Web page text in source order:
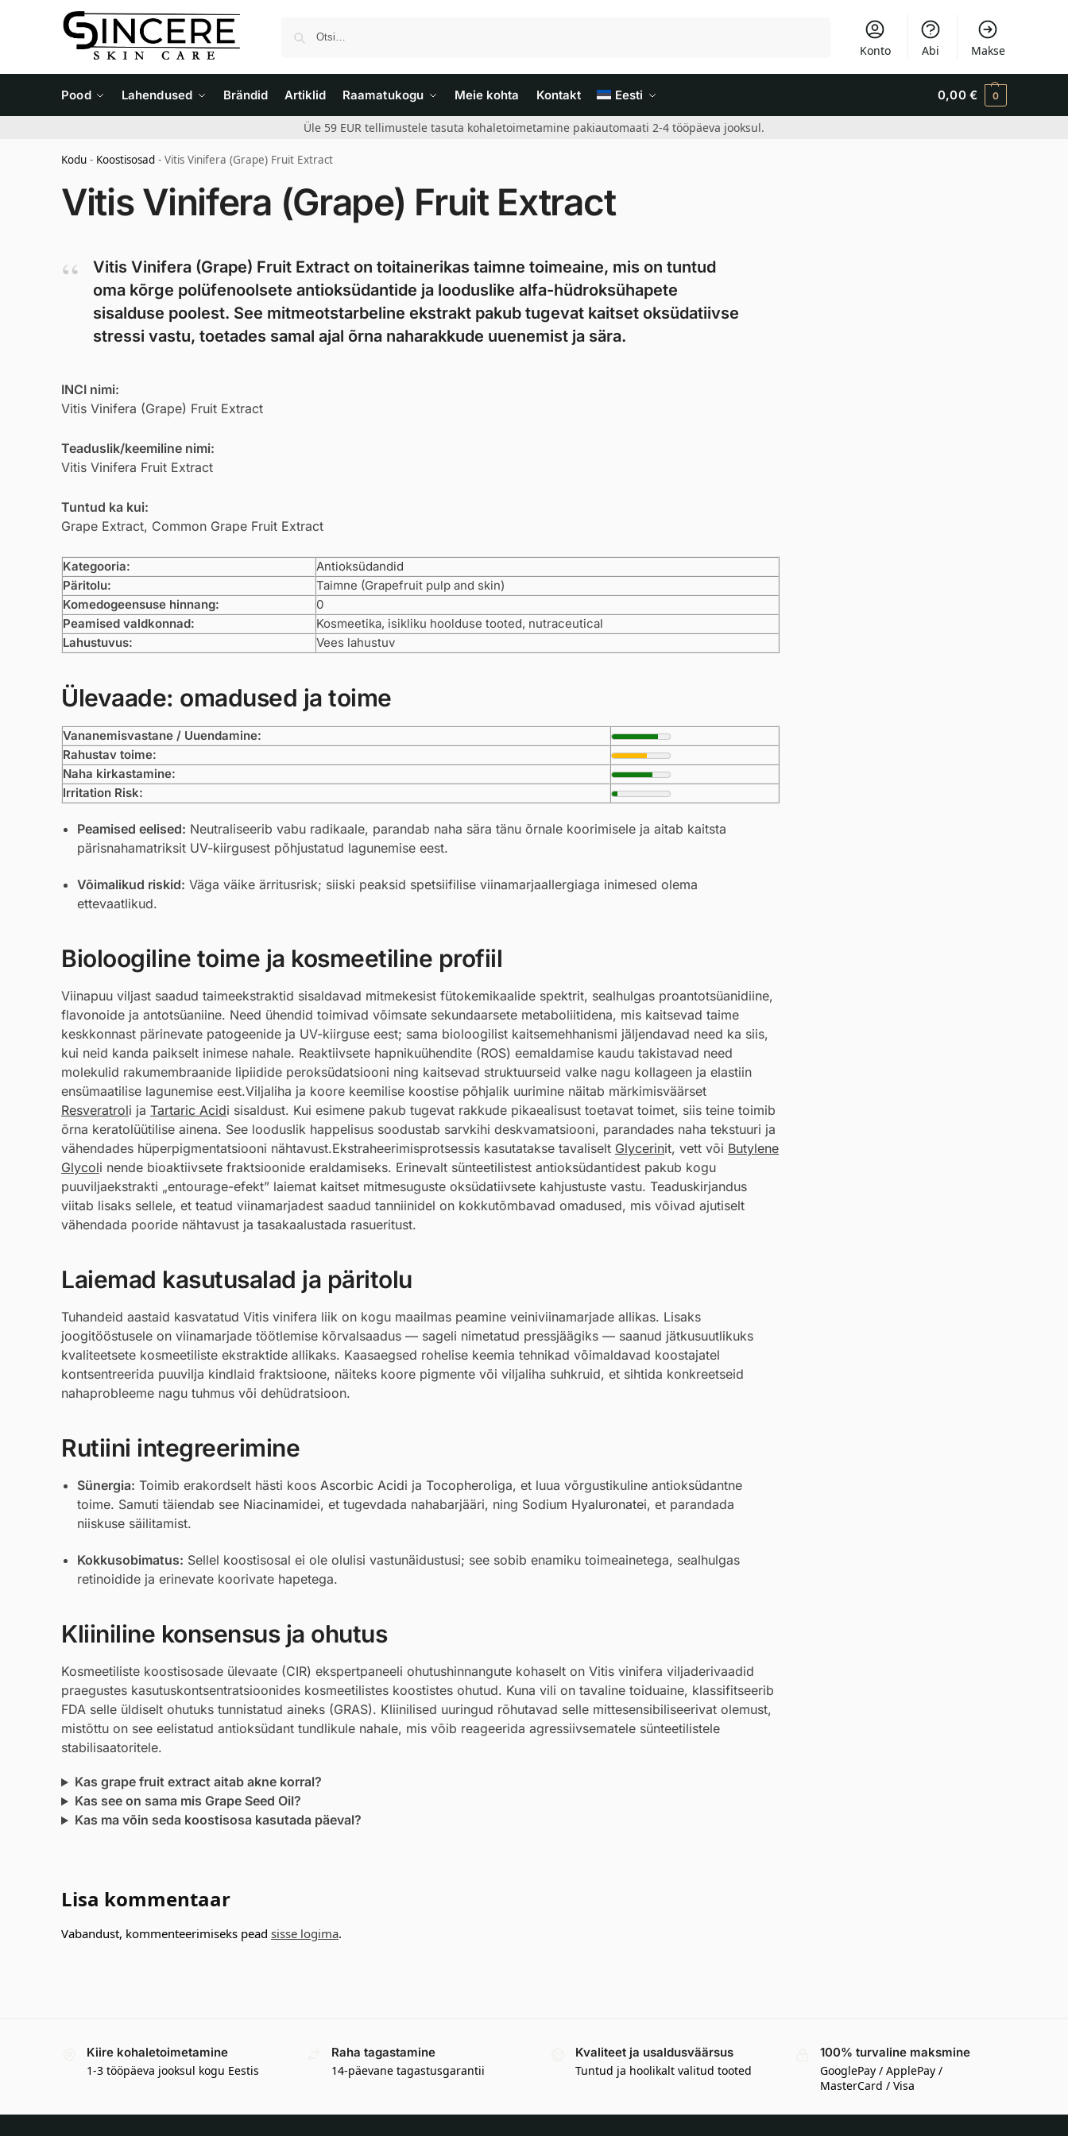
Konto Abi Makse
Pood Lahendused Brändid Artiklid Raamatukogu Meie kohta Kontakt Eesti 0,00 € 0
Üle 59 EUR tellimustele tasuta kohaletoimetamine pakiautomaati 2-4 tööpäeva jooksul.
Kodu - Koostisosad - Vitis Vinifera (Grape) Fruit Extract
Vitis Vinifera (Grape) Fruit Extract
Vitis Vinifera (Grape) Fruit Extract on toitainerikas taimne toimeaine, mis on tuntud
oma kõrge polüfenoolsete antioksüdantide ja looduslike alfa-hüdroksühapete
sisalduse poolest. See mitmeotstarbeline ekstrakt pakub tugevat kaitset oksüdatiivse
stressi vastu, toetades samal ajal õrna naharakkude uuenemist ja sära.
INCI nimi:
Vitis Vinifera (Grape) Fruit Extract
Teaduslik/keemiline nimi:
Vitis Vinifera Fruit Extract
Tuntud ka kui:
Grape Extract, Common Grape Fruit Extract
Kategooria:
Antioksüdandid
Päritolu:
Taimne (Grapefruit pulp and skin)
Komedogeensuse hinnang:
0
Peamised valdkonnad:
Kosmeetika, isikliku hoolduse tooted, nutraceutical
Lahustuvus:
Vees lahustuv
Ülevaade: omadused ja toime
Vananemisvastane / Uuendamine:
Rahustav toime:
Naha kirkastamine:
Irritation Risk:
Peamised eelised: Neutraliseerib vabu radikaale, parandab naha sära tänu õrnale koorimisele ja aitab kaitsta
pärisnahamatriksit UV-kiirgusest põhjustatud lagunemise eest.
Võimalikud riskid: Väga väike ärritusrisk; siiski peaksid spetsiifilise viinamarjaallergiaga inimesed olema
ettevaatlikud.
Bioloogiline toime ja kosmeetiline profiil
Viinapuu viljast saadud taimeekstraktid sisaldavad mitmekesist fütokemikaalide spektrit, sealhulgas proantotsüanidiine,
flavonoide ja antotsüaniine. Need ühendid toimivad võimsate sekundaarsete metaboliitidena, mis kaitsevad taime
keskkonnast pärinevate patogeenide ja UV-kiirguse eest; sama bioloogilist kaitsemehhanismi jäljendavad need ka siis,
kui neid kanda paikselt inimese nahale. Reaktiivsete hapnikuühendite (ROS) eemaldamise kaudu takistavad need
molekulid rakumembraanide lipiidide peroksüdatsiooni ning kaitsevad struktuurseid valke nagu kollageen ja elastiin
ensümaatilise lagunemise eest.Viljaliha ja koore keemilise koostise põhjalik uurimine näitab märkimisväärset
Resveratroli ja Tartaric Acidi sisaldust. Kui esimene pakub tugevat rakkude pikaealisust toetavat toimet, siis teine toimib
õrna keratolüütilise ainena. See looduslik happelisus soodustab sarvkihi deskvamatsiooni, parandades naha tekstuuri ja
vähendades hüperpigmentatsiooni nähtavust.Ekstraheerimisprotsessis kasutatakse tavaliselt Glycerinit, vett või Butylene
Glycoli nende bioaktiivsete fraktsioonide eraldamiseks. Erinevalt sünteetilistest antioksüdantidest pakub kogu
puuviljaekstrakti „entourage-efekt” laiemat kaitset mitmesuguste oksüdatiivsete kahjustuste vastu. Teaduskirjandus
viitab lisaks sellele, et teatud viinamarjadest saadud tanniinidel on kokkutõmbavad omadused, mis võivad ajutiselt
vähendada pooride nähtavust ja tasakaalustada rasueritust.
Laiemad kasutusalad ja päritolu
Tuhandeid aastaid kasvatatud Vitis vinifera liik on kogu maailmas peamine veiniviinamarjade allikas. Lisaks
joogitööstusele on viinamarjade töötlemise kõrvalsaadus — sageli nimetatud pressjäägiks — saanud jätkusuutlikuks
kvaliteetsete kosmeetiliste ekstraktide allikaks. Kaasaegsed rohelise keemia tehnikad võimaldavad koostajatel
kontsentreerida puuvilja kindlaid fraktsioone, näiteks koore pigmente või viljaliha suhkruid, et sihtida konkreetseid
nahaprobleeme nagu tuhmus või dehüdratsioon.
Rutiini integreerimine
Sünergia: Toimib erakordselt hästi koos Ascorbic Acidi ja Tocopheroliga, et luua võrgustikuline antioksüdantne
toime. Samuti täiendab see Niacinamidei, et tugevdada nahabarjääri, ning Sodium Hyaluronatei, et parandada
niiskuse säilitamist.
Kokkusobimatus: Sellel koostisosal ei ole olulisi vastunäidustusi; see sobib enamiku toimeainetega, sealhulgas
retinoidide ja erinevate koorivate hapetega.
Kliiniline konsensus ja ohutus
Kosmeetiliste koostisosade ülevaate (CIR) ekspertpaneeli ohutushinnangute kohaselt on Vitis vinifera viljaderivaadid
praegustes kasutuskontsentratsioonides kosmeetilistes koostistes ohutud. Kuna vili on tavaline toiduaine, klassifitseerib
FDA selle üldiselt ohutuks tunnistatud aineks (GRAS). Kliinilised uuringud rõhutavad selle mittesensibiliseerivat olemust,
mistõttu on see eelistatud antioksüdant tundlikule nahale, mis võib reageerida agressiivsematele sünteetilistele
stabilisaatoritele.
Kas grape fruit extract aitab akne korral?
Kas see on sama mis Grape Seed Oil?
Kas ma võin seda koostisosa kasutada päeval?
Lisa kommentaar
Vabandust, kommenteerimiseks pead sisse logima.
Kiire kohaletoimetamine
1-3 tööpäeva jooksul kogu Eestis
Raha tagastamine
14-päevane tagastusgarantii
Kvaliteet ja usaldusväärsus
Tuntud ja hoolikalt valitud tooted
100% turvaline maksmine
GooglePay / ApplePay /
MasterCard / Visa